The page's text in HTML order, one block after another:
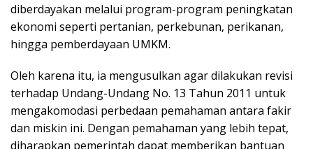
diberdayakan melalui program-program peningkatan
ekonomi seperti pertanian, perkebunan, perikanan,
hingga pemberdayaan UMKM.
Oleh karena itu, ia mengusulkan agar dilakukan revisi
terhadap Undang-Undang No. 13 Tahun 2011 untuk
mengakomodasi perbedaan pemahaman antara fakir
dan miskin ini. Dengan pemahaman yang lebih tepat,
diharapkan pemerintah dapat memberikan bantuan